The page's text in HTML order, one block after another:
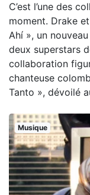
C’est l’une des
moment. Drake
Ahí », un
deux superstars
collaboration
chanteuse
Tanto », dévoilé
Musique